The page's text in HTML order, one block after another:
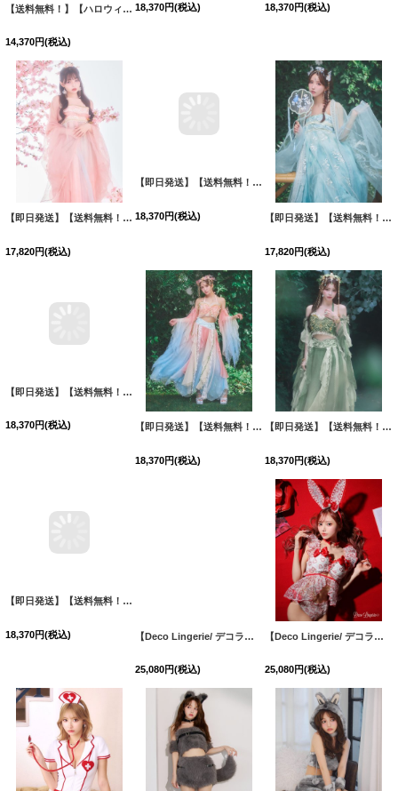
【送料無料！】【ハロウィン】ふわふわフリルキャットコスプレ【コスプレ5点SET】【XS-Mサイズ】【予約/10月上旬発送予定】[OF03]三上悠亜着用
14,370円(税込)
18,370円(税込)
【即日発送】【送料無料！】【ハロウィン】ピンク花刺繍ロングシフォン漢服セット【コスプレ4点SET】【Fサイズ】[OF03]吉木千沙都（ちぃぽぽ）着用
17,820円(税込)
【即日発送】【送料無料！】【ハロウィン】アイスブルー刺繍ロングシフォン漢服セット【コスプレ3点SET】【Fサイズ】[OF04]三上悠亜着用
17,820円(税込)
【即日発送】【送料無料！】【ハロウィン】エキゾチックエルフ【コスプレ3点セット】【フリーサイズサイズ/4カラー】[HC03]
18,370円(税込)
【即日発送】【送料無料！】【ハロウィン】エキゾチックエルフ【コスプレ3点セット】【フリーサイズサイズ/4カラー】[HC03]
18,370円(税込)
【Deco Lingerie/ デコランジェリー】 Deco Lingerie19/ ランジェリー/ 4点セット[OF08]
25,080円(税込)
【Deco Lingerie/ デコランジェリー】 Deco Lingerie19/ ランジェリー/ 4点セット[OF08]
25,080円(税込)